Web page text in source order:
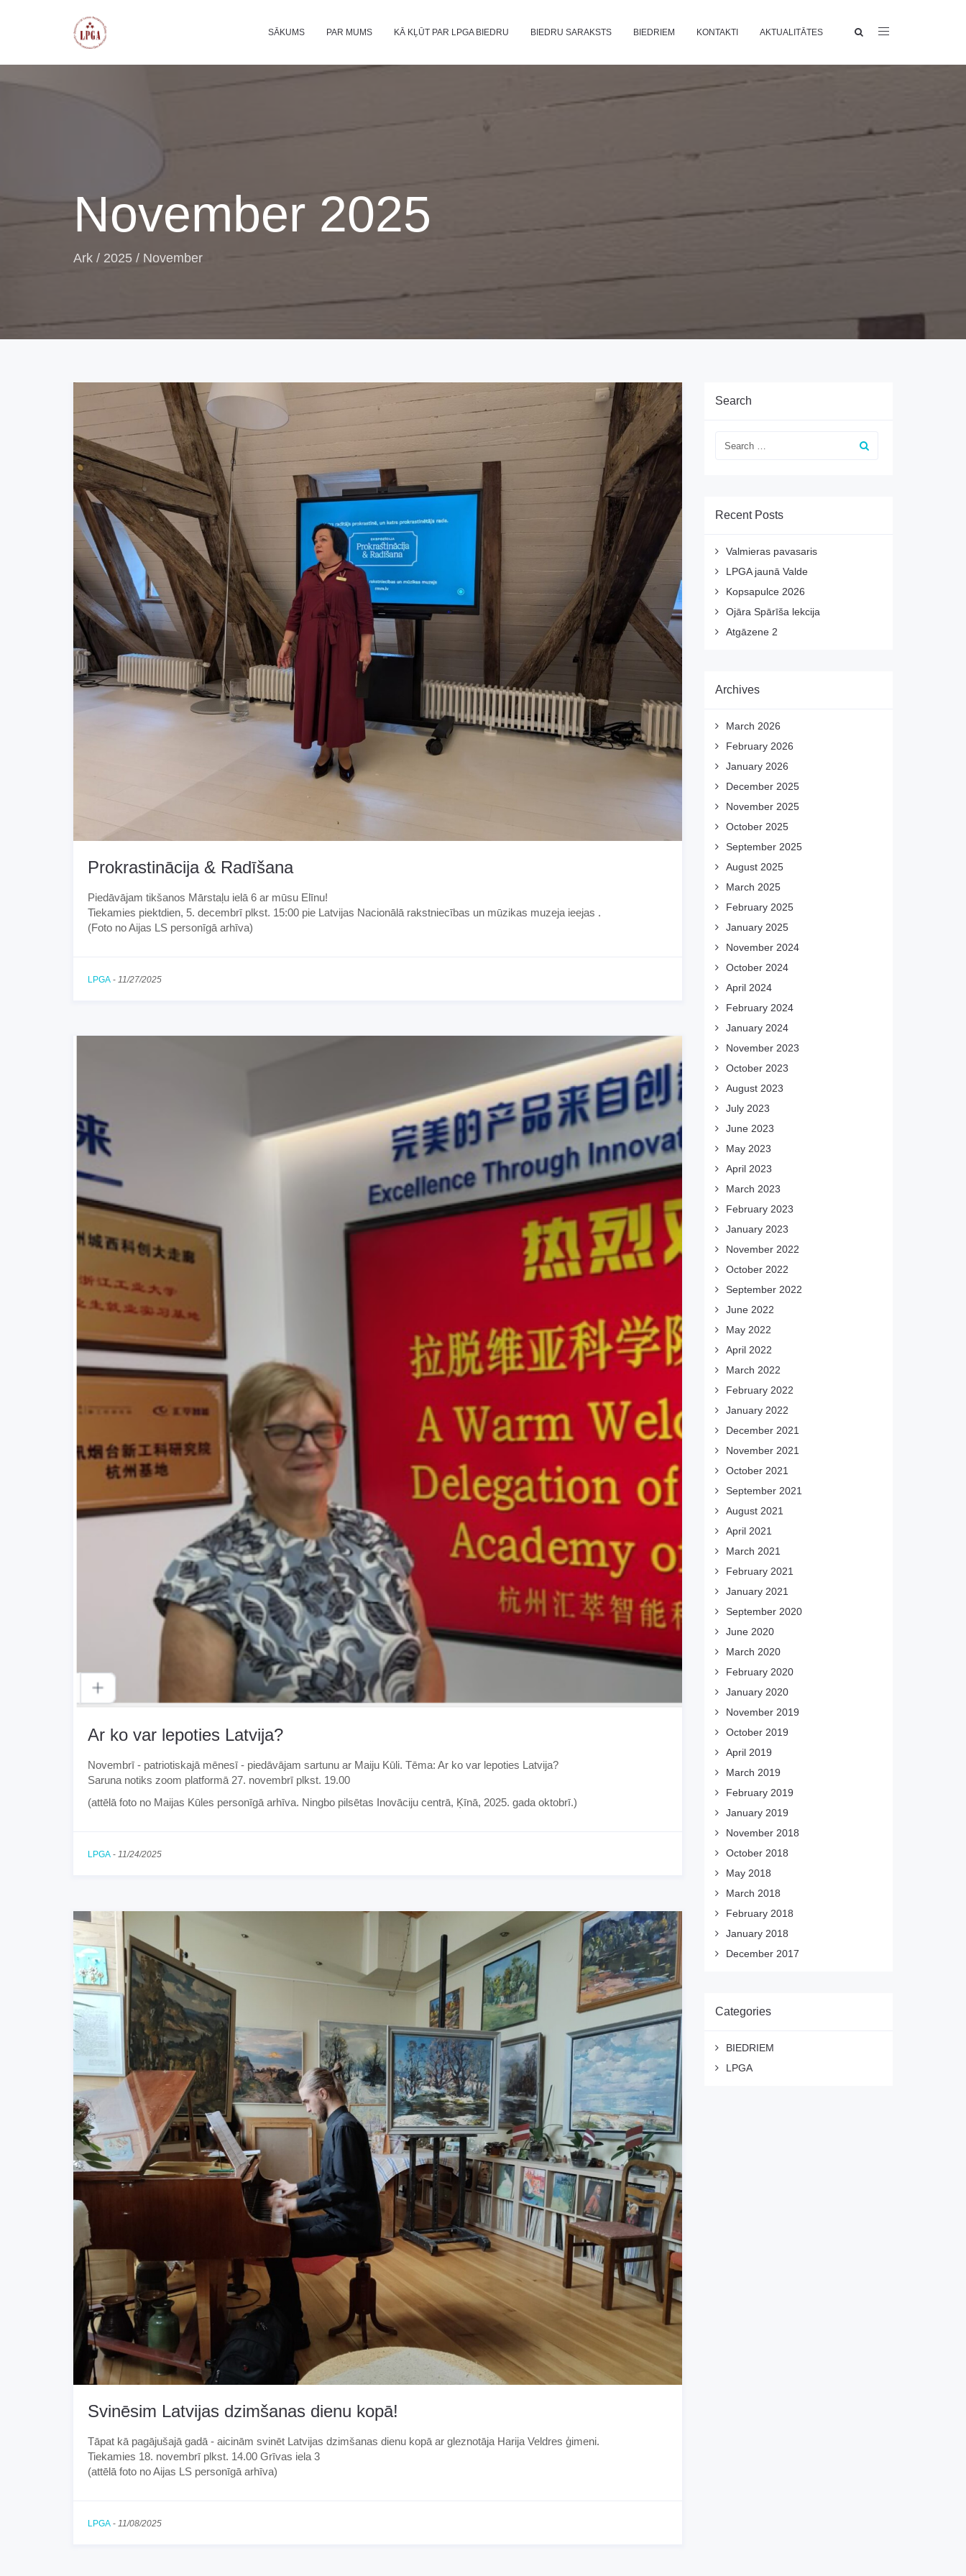
SĀKUMS PAR MUMS KĀ KĻŪT PAR LPGA BIEDRU BIEDRU SARAKSTS BIEDRIEM KONTAKTI AKTUALITĀTES
November 2025
Ark / 2025 / November
Prokrastinācija & Radīšana
Piedāvājam tikšanos Mārstaļu ielā 6 ar mūsu Elīnu!
Tiekamies piektdien, 5. decembrī plkst. 15:00 pie Latvijas Nacionālā rakstniecības un mūzikas muzeja ieejas .
(Foto no Aijas LS personīgā arhīva)
LPGA - 11/27/2025
Ar ko var lepoties Latvija?
Novembrī - patriotiskajā mēnesī - piedāvājam sartunu ar Maiju Kūli. Tēma: Ar ko var lepoties Latvija?
Saruna notiks zoom platformā 27. novembrī plkst. 19.00
(attēlā foto no Maijas Kūles personīgā arhīva. Ningbo pilsētas Inovāciju centrā, Ķīnā, 2025. gada oktobrī.)
LPGA - 11/24/2025
Svinēsim Latvijas dzimšanas dienu kopā!
Tāpat kā pagājušajā gadā - aicinām svinēt Latvijas dzimšanas dienu kopā ar gleznotāja Harija Veldres ģimeni.
Tiekamies 18. novembrī plkst. 14.00 Grīvas iela 3
(attēlā foto no Aijas LS personīgā arhīva)
LPGA - 11/08/2025
Search
Recent Posts
Valmieras pavasaris
LPGA jaunā Valde
Kopsapulce 2026
Ojāra Spārīša lekcija
Atgāzene 2
Archives
March 2026
February 2026
January 2026
December 2025
November 2025
October 2025
September 2025
August 2025
March 2025
February 2025
January 2025
November 2024
October 2024
April 2024
February 2024
January 2024
November 2023
October 2023
August 2023
July 2023
June 2023
May 2023
April 2023
March 2023
February 2023
January 2023
November 2022
October 2022
September 2022
June 2022
May 2022
April 2022
March 2022
February 2022
January 2022
December 2021
November 2021
October 2021
September 2021
August 2021
April 2021
March 2021
February 2021
January 2021
September 2020
June 2020
March 2020
February 2020
January 2020
November 2019
October 2019
April 2019
March 2019
February 2019
January 2019
November 2018
October 2018
May 2018
March 2018
February 2018
January 2018
December 2017
Categories
BIEDRIEM
LPGA